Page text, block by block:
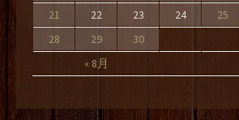
« 8月
21
22 23 24 25
28
29 30